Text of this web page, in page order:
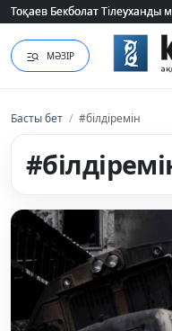
Тоқаев Бекболат
Тоқаев Бекболат
МӘЗІР
Басты бет / #білдіремін